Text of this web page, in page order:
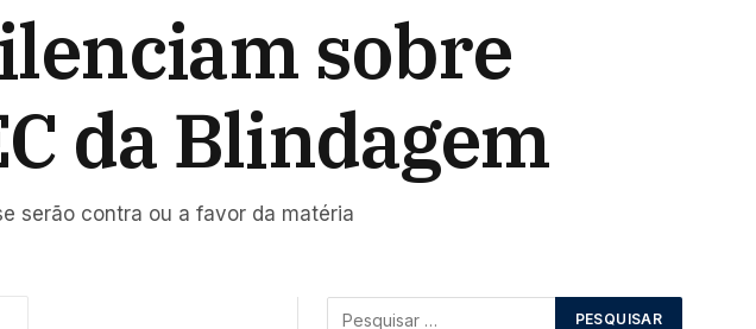
sobre
da Blindagem
serão contra ou a favor da matéria